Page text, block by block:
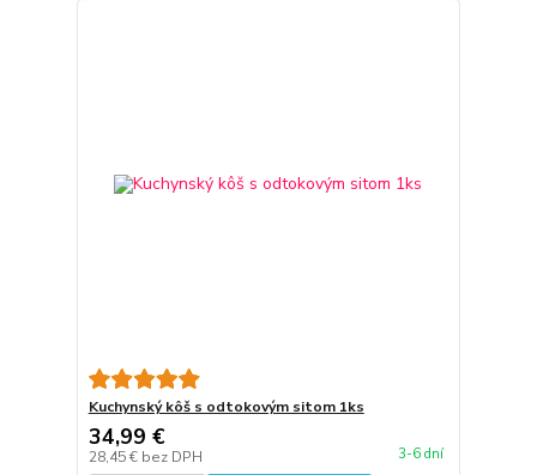
Kuchynský kôš s odtokovým sitom 1ks
34,99 €
28,45 € bez DPH 3-6 dní